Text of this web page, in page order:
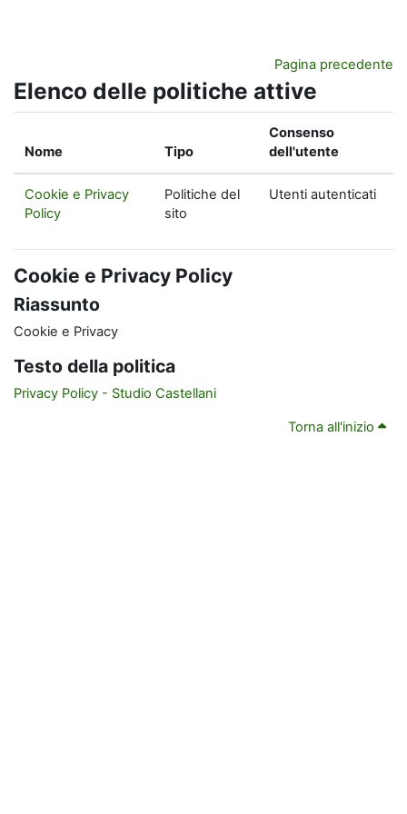
Pagina precedente
Elenco delle politiche attive
Nome Tipo
Consenso
dell'utente
Cookie e Privacy
Policy
Politiche del
sito
Utenti autenticati
Cookie e Privacy Policy
Riassunto
Cookie e Privacy
Testo della politica
Privacy Policy - Studio Castellani
Torna all'inizio